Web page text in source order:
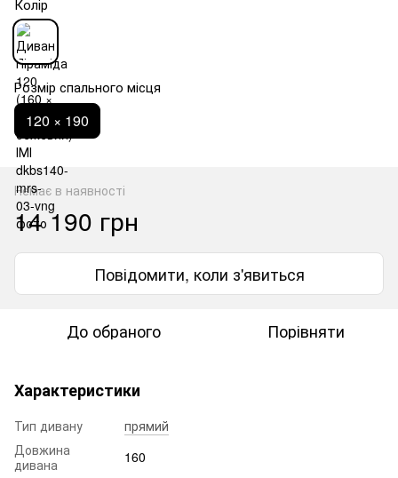
Розмір спального місця
120 × 190
Немає в наявності
14 190 грн
Повідомити, коли з'явиться
До обраного Порівняти
Характеристики
Тип дивану
прямий
Довжина
дивана
160